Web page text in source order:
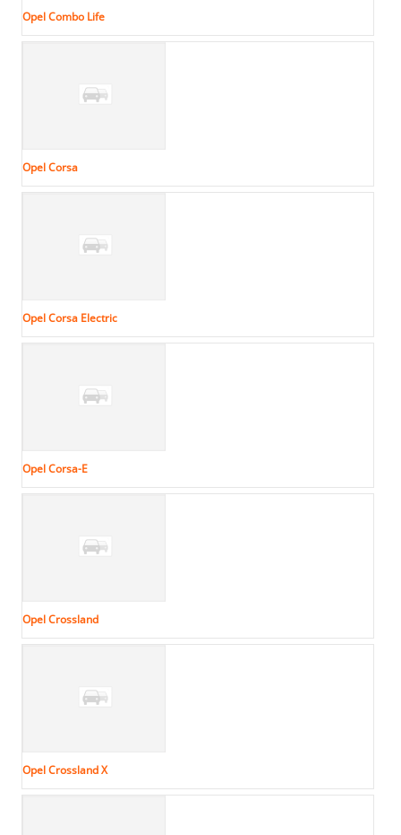
Opel Combo Life
Opel Corsa
Opel Corsa Electric
Opel Corsa-E
Opel Crossland
Opel Crossland X